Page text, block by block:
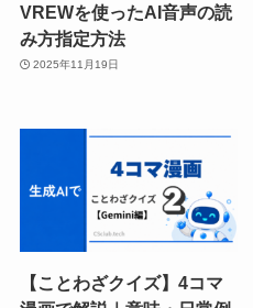
VREWを使ったAI音声の読
み方指定方法
2025年11月19日
【ことわざクイズ】4コマ